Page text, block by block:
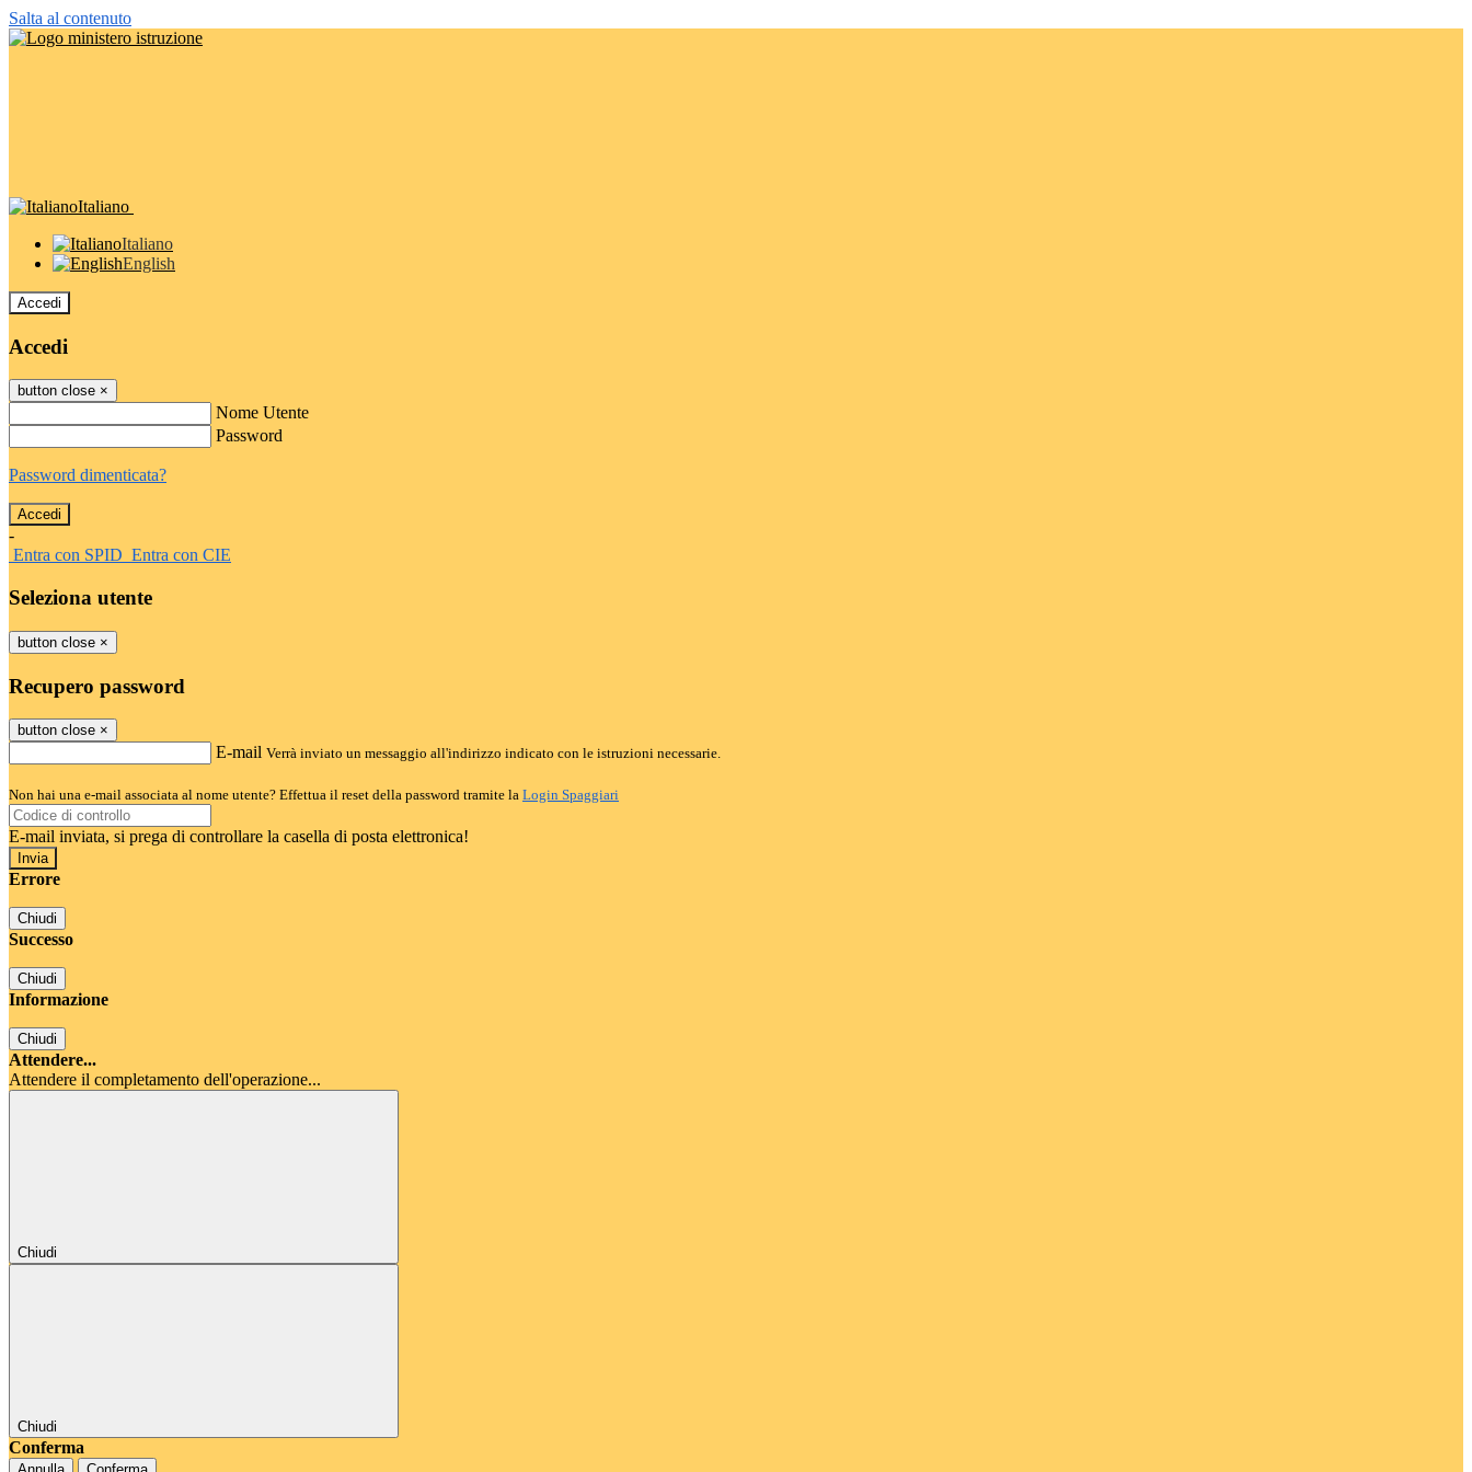
Salta al contenuto
Italiano
Italiano
English
Accedi
Accedi
button close ×
Nome Utente
Password
Password dimenticata?
-
Entra con SPID Entra con CIE
Seleziona utente
button close ×
Recupero password
button close ×
E-mail Verrà inviato un messaggio all'indirizzo indicato con le istruzioni necessarie.
Non hai una e-mail associata al nome utente? Effettua il reset della password tramite la Login Spaggiari
E-mail inviata, si prega di controllare la casella di posta elettronica!
Errore
Chiudi
Successo
Chiudi
Informazione
Chiudi
Attendere...
Attendere il completamento dell'operazione...
Chiudi
Chiudi
Conferma